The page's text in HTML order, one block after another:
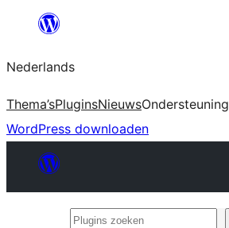
de
inhoud
Nederlands
Thema’sPluginsNieuwsOndersteuning
WordPress downloaden
Plugins